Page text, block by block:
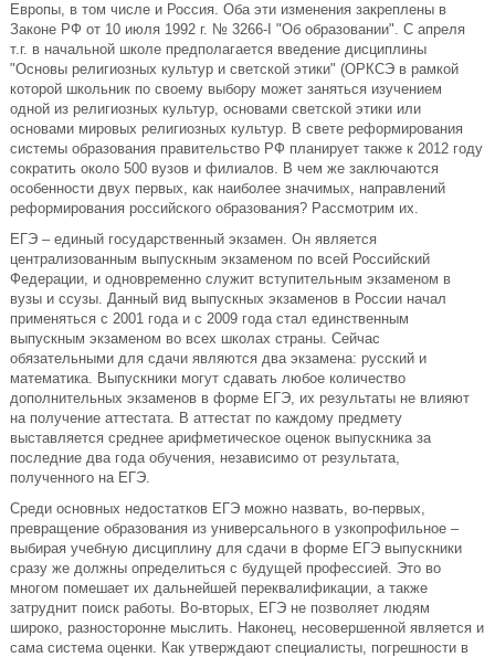
Европы, в том числе и Россия. Оба эти изменения закреплены в
Законе РФ от 10 июля 1992 г. № 3266-I "Об образовании". C апреля
т.г. в начальной школе предполагается введение дисциплины
"Основы религиозных культур и светской этики" (ОРКСЭ в рамкой
которой школьник по своему выбору может заняться изучением
одной из религиозных культур, основами светской этики или
основами мировых религиозных культур. В свете реформирования
системы образования правительство РФ планирует также к 2012 году
сократить около 500 вузов и филиалов. В чем же заключаются
особенности двух первых, как наиболее значимых, направлений
реформирования российского образования? Рассмотрим их.
ЕГЭ – единый государственный экзамен. Он является
централизованным выпускным экзаменом по всей Российский
Федерации, и одновременно служит вступительным экзаменом в
вузы и ссузы. Данный вид выпускных экзаменов в России начал
применяться с 2001 года и с 2009 года стал единственным
выпускным экзаменом во всех школах страны. Сейчас
обязательными для сдачи являются два экзамена: русский и
математика. Выпускники могут сдавать любое количество
дополнительных экзаменов в форме ЕГЭ, их результаты не влияют
на получение аттестата. В аттестат по каждому предмету
выставляется среднее арифметическое оценок выпускника за
последние два года обучения, независимо от результата,
полученного на ЕГЭ.
Среди основных недостатков ЕГЭ можно назвать, во-первых,
превращение образования из универсального в узкопрофильное –
выбирая учебную дисциплину для сдачи в форме ЕГЭ выпускники
сразу же должны определиться с будущей профессией. Это во
многом помешает их дальнейшей переквалификации, а также
затруднит поиск работы. Во-вторых, ЕГЭ не позволяет людям
широко, разносторонне мыслить. Наконец, несовершенной является и
сама система оценки. Как утверждают специалисты, погрешности в